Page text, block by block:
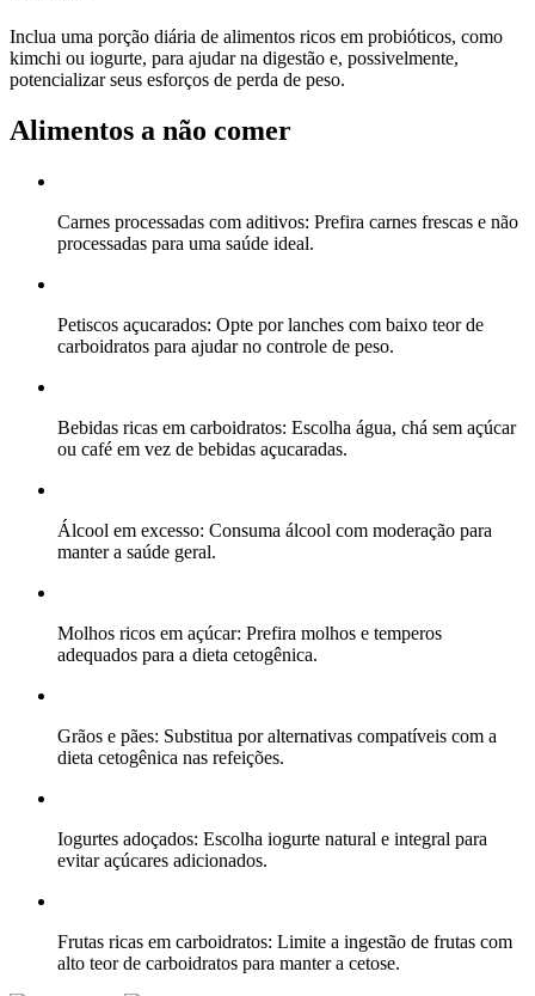
Inclua uma porção diária de alimentos ricos em probióticos, como
kimchi ou iogurte, para ajudar na digestão e, possivelmente,
potencializar seus esforços de perda de peso.
Alimentos a não comer
Carnes processadas com aditivos: Prefira carnes frescas e não
processadas para uma saúde ideal.
Petiscos açucarados: Opte por lanches com baixo teor de
carboidratos para ajudar no controle de peso.
Bebidas ricas em carboidratos: Escolha água, chá sem açúcar
ou café em vez de bebidas açucaradas.
Álcool em excesso: Consuma álcool com moderação para
manter a saúde geral.
Molhos ricos em açúcar: Prefira molhos e temperos
adequados para a dieta cetogênica.
Grãos e pães: Substitua por alternativas compatíveis com a
dieta cetogênica nas refeições.
Iogurtes adoçados: Escolha iogurte natural e integral para
evitar açúcares adicionados.
Frutas ricas em carboidratos: Limite a ingestão de frutas com
alto teor de carboidratos para manter a cetose.